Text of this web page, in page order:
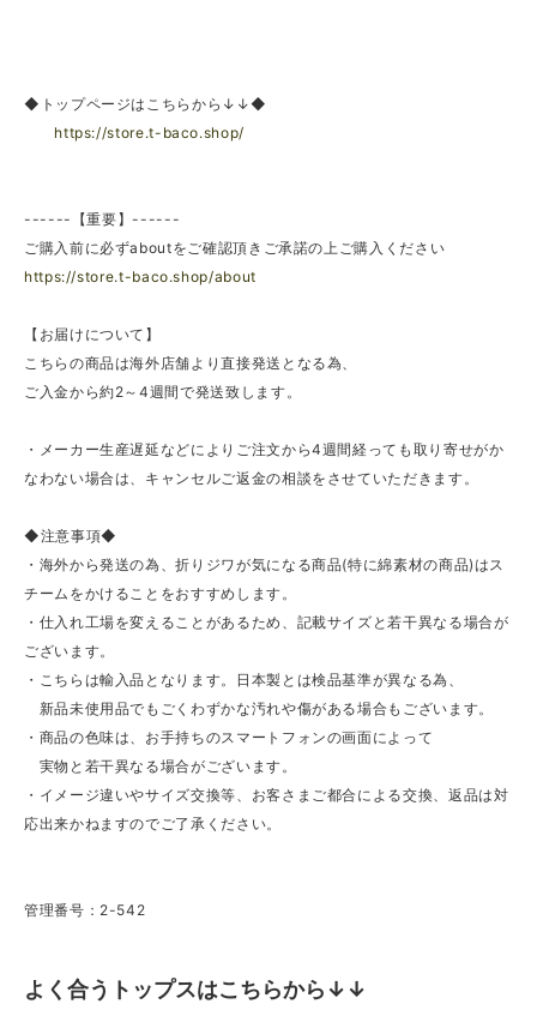
◆トップページはこちらから↓↓◆
https://store.t-baco.shop/
------【重要】------
ご購入前に必ずaboutをご確認頂きご承諾の上ご購入ください
https://store.t-baco.shop/about
【お届けについて】
こちらの商品は海外店舗より直接発送となる為、
ご入金から約2～4週間で発送致します。
・メーカー生産遅延などによりご注文から4週間経っても取り寄せがか
なわない場合は、キャンセルご返金の相談をさせていただきます。
◆注意事項◆
・海外から発送の為、折りジワが気になる商品(特に綿素材の商品)はス
チームをかけることをおすすめします。
・仕入れ工場を変えることがあるため、記載サイズと若干異なる場合が
ございます。
・こちらは輸入品となります。日本製とは検品基準が異なる為、
新品未使用品でもごくわずかな汚れや傷がある場合もございます。
・商品の色味は、お手持ちのスマートフォンの画面によって
実物と若干異なる場合がございます。
・イメージ違いやサイズ交換等、お客さまご都合による交換、返品は対
応出来かねますのでご了承ください。
管理番号：2-542
よく合うトップスはこちらから↓↓